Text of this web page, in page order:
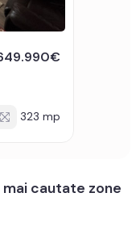
323 mp
cautate zone